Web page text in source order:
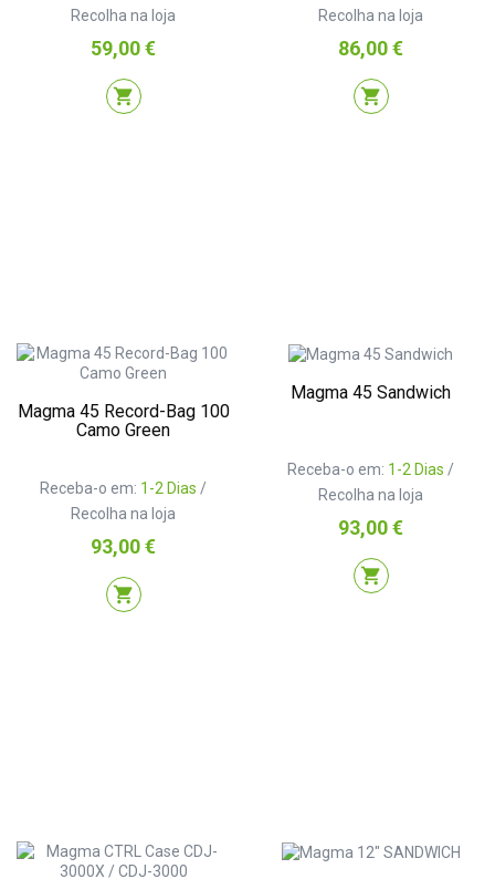
Recolha na loja
Preço
59,00 €
shopping_cart
Recolha na loja
Preço
86,00 €
shopping_cart
Magma 45 Record-Bag 100
Camo Green
Receba-o em: 1-2 Dias /
Recolha na loja
Preço
93,00 €
shopping_cart
Magma 45 Sandwich
Receba-o em: 1-2 Dias /
Recolha na loja
Preço
93,00 €
shopping_cart